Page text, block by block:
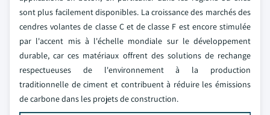
sont plus facilement disponibles. La croissance des marchés des
cendres volantes de classe C et de classe F est encore stimulée
par l'accent mis à l'échelle mondiale sur le développement
durable, car ces matériaux offrent des solutions de rechange
respectueuses de l'environnement à la production
traditionnelle de ciment et contribuent à réduire les émissions
de carbone dans les projets de construction.